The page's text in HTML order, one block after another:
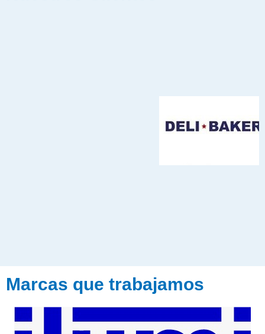
Marcas que trabajamos